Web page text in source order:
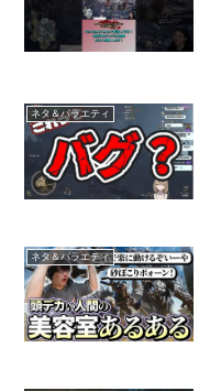
ネタ＆バラエティ
ネタ＆バラエティ